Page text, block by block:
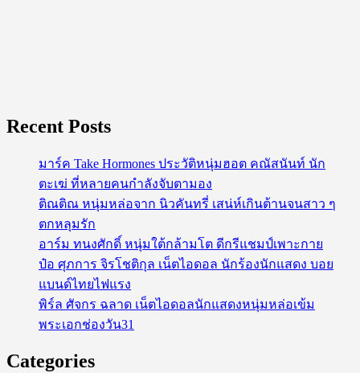
Recent Posts
มาร์ค Take Hormones ประวัติหนุ่มฮอต คณัสนันท์ นัก
ตะเฆ่ ที่หลายคนกำลังจับตามอง
ติณติณ หนุ่มหล่อจาก นิวคันทรี่ เสน่ห์เกินต้านจนสาว ๆ
ตกหลุมรัก
อาร์ม ทนงศักดิ์ หนุ่มใต้กล้ามโต ดีกรีแชมป์เพาะกาย
ป๋อ ศุภการ จิรโชติกุล เน็ตไอดอล นักร้องนักแสดง บอย
แบนด์ไทยไฟแรง
พิร์ล ศัจกร ฉลาด เน็ตไอดอลนักแสดงหนุ่มหล่อเข้ม
พระเอกช่องวัน31
Categories